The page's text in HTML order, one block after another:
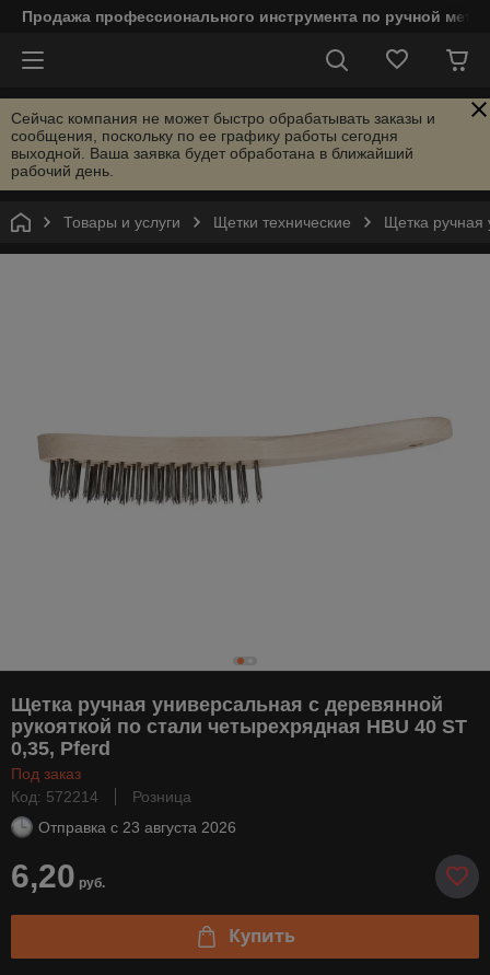
Продажа профессионального инструмента по ручной
Сейчас компания не может быстро обрабатывать заказы и
сообщения, поскольку по ее графику работы сегодня
выходной. Ваша заявка будет обработана в ближайший
рабочий день.
Товары и услуги Щетки технические Щетка ручная
Щетка ручная универсальная с деревянной
рукояткой по стали четырехрядная HBU 40 ST
0,35, Pferd
Под заказ
Код: 572214
Розница
Отправка с 23 августа 2026
6,20 руб.
Купить